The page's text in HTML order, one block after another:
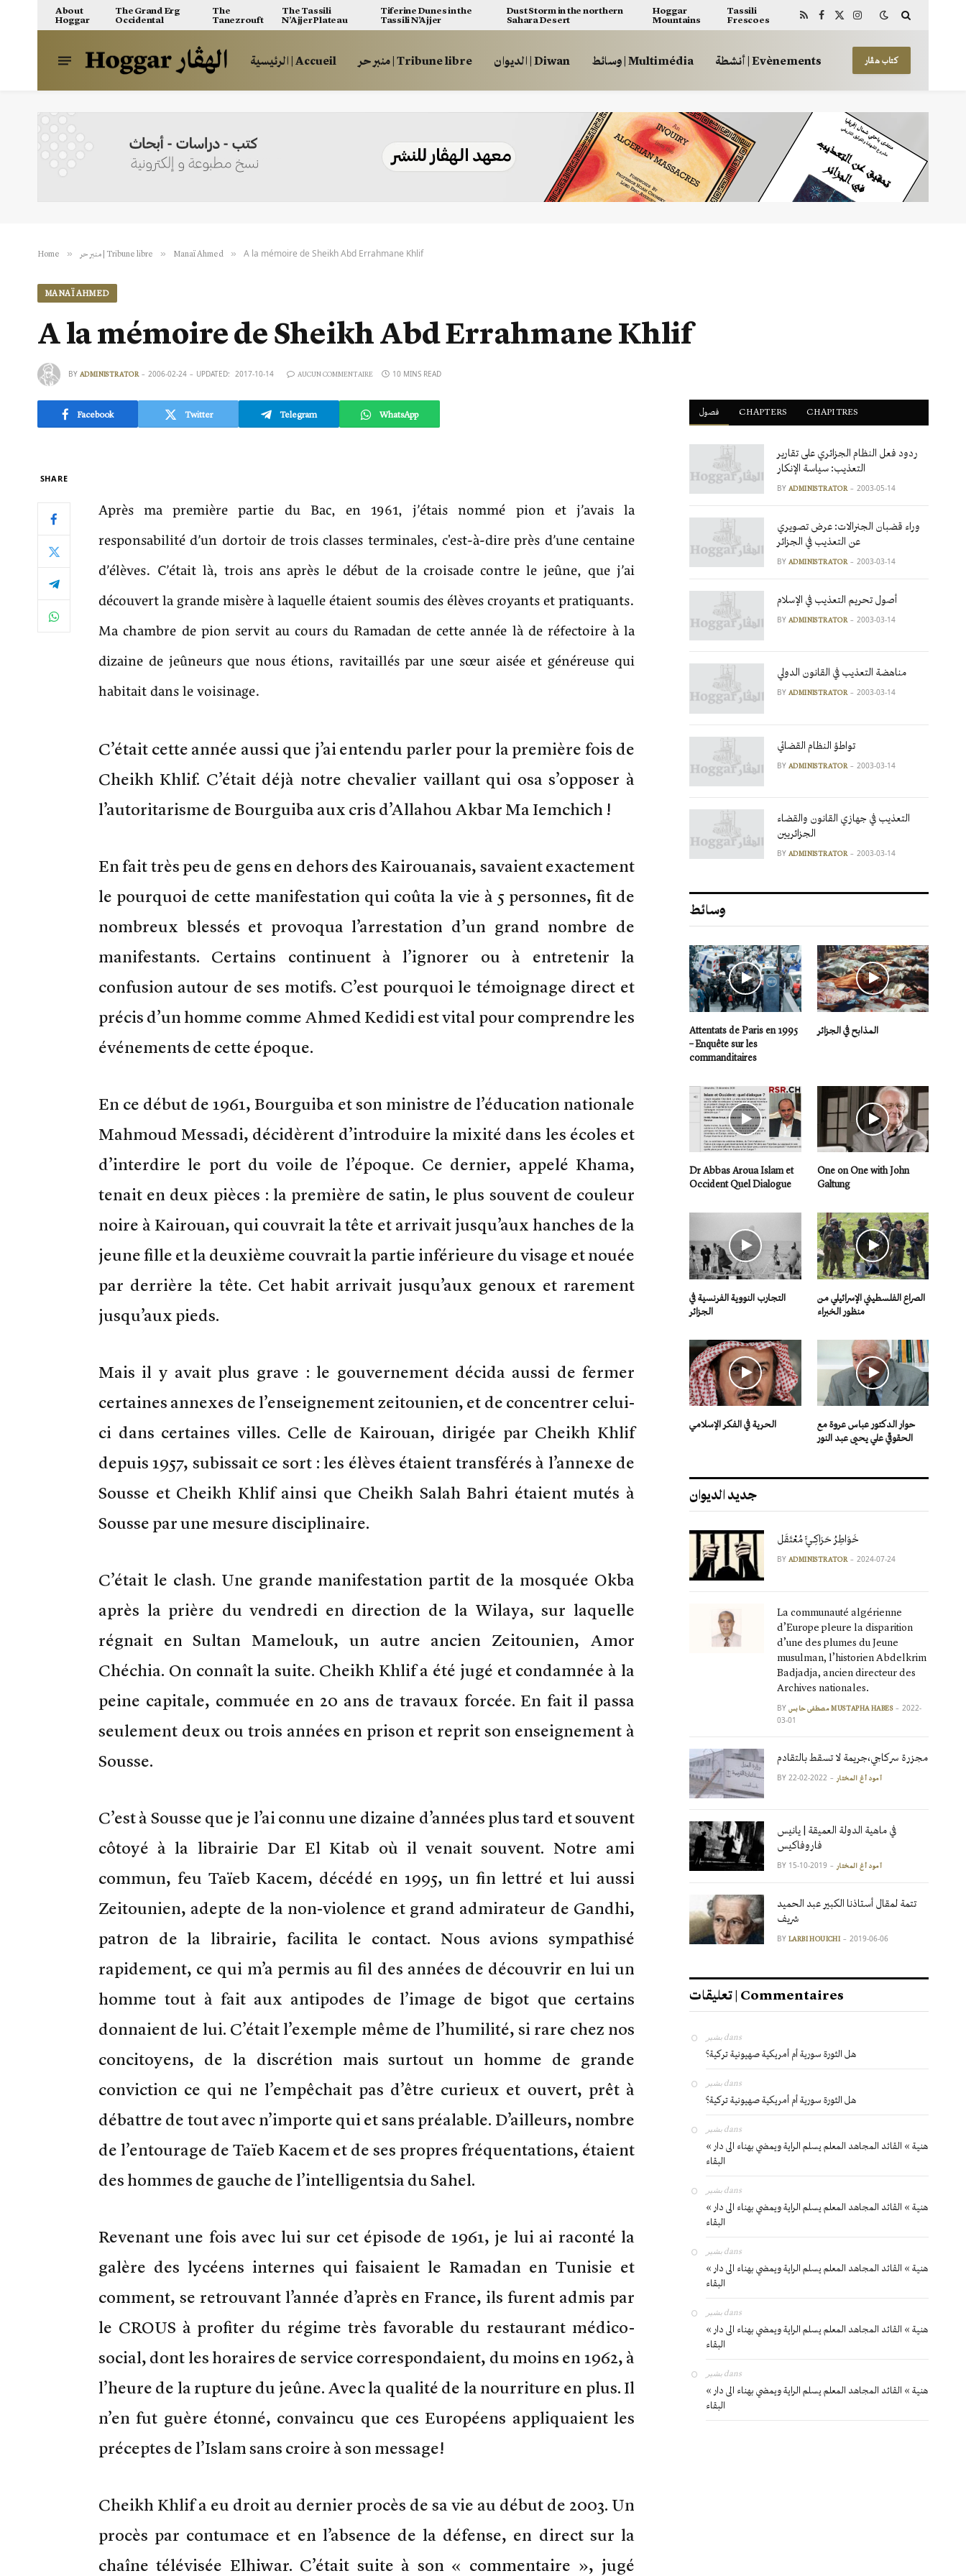
About
Hoggar
The Grand Erg
Occidental
The
Tanezrouft
The Tassili
N’Ajjer Plateau
Tiferine Dunes in the
Tassili N’Ajjer
Dust Storm in the northern
Sahara Desert
Hoggar
Mountains
Tassili
Frescoes
RSS Facebook
X
Instagram
الرئيسية | Accueil منبر حر | Tribune libre الديوان | Diwan وسائط | Multimédia أنشطة | Evènements كتاب هڤار
Home » منبر حر | Tribune libre » Manaï Ahmed » A la mémoire de Sheikh Abd Errahmane Khlif
MANAÏ AHMED
A la mémoire de Sheikh Abd Errahmane Khlif
BY ADMINISTRATOR 2006-02-24 UPDATED: 2017-10-14 AUCUN COMMENTAIRE 10 MINS READ
Facebook Twitter Telegram WhatsApp
SHARE
Après ma première partie du Bac, en 1961, j’étais nommé pion et j’avais la
responsabilité d’un dortoir de trois classes terminales, c'est-à-dire près d’une centaine
d’élèves. C’était là, trois ans après le début de la croisade contre le jeûne, que j’ai
découvert la grande misère à laquelle étaient soumis des élèves croyants et pratiquants.
Ma chambre de pion servit au cours du Ramadan de cette année là de réfectoire à la
dizaine de jeûneurs que nous étions, ravitaillés par une sœur aisée et généreuse qui
habitait dans le voisinage.
C’était cette année aussi que j’ai entendu parler pour la première fois de
Cheikh Khlif. C’était déjà notre chevalier vaillant qui osa s’opposer à
l’autoritarisme de Bourguiba aux cris d’Allahou Akbar Ma Iemchich !
En fait très peu de gens en dehors des Kairouanais, savaient exactement
le pourquoi de cette manifestation qui coûta la vie à 5 personnes, fit de
nombreux blessés et provoqua l’arrestation d’un grand nombre de
manifestants. Certains continuent à l’ignorer ou à entretenir la
confusion autour de ses motifs. C’est pourquoi le témoignage direct et
précis d’un homme comme Ahmed Kedidi est vital pour comprendre les
événements de cette époque.
En ce début de 1961, Bourguiba et son ministre de l’éducation nationale
Mahmoud Messadi, décidèrent d’introduire la mixité dans les écoles et
d’interdire le port du voile de l’époque. Ce dernier, appelé Khama,
tenait en deux pièces : la première de satin, le plus souvent de couleur
noire à Kairouan, qui couvrait la tête et arrivait jusqu’aux hanches de la
jeune fille et la deuxième couvrait la partie inférieure du visage et nouée
par derrière la tête. Cet habit arrivait jusqu’aux genoux et rarement
jusqu’aux pieds.
Mais il y avait plus grave : le gouvernement décida aussi de fermer
certaines annexes de l’enseignement zeitounien, et de concentrer celui-
ci dans certaines villes. Celle de Kairouan, dirigée par Cheikh Khlif
depuis 1957, subissait ce sort : les élèves étaient transférés à l’annexe de
Sousse et Cheikh Khlif ainsi que Cheikh Salah Bahri étaient mutés à
Sousse par une mesure disciplinaire.
C’était le clash. Une grande manifestation partit de la mosquée Okba
après la prière du vendredi en direction de la Wilaya, sur laquelle
régnait en Sultan Mamelouk, un autre ancien Zeitounien, Amor
Chéchia. On connaît la suite. Cheikh Khlif a été jugé et condamnée à la
peine capitale, commuée en 20 ans de travaux forcée. En fait il passa
seulement deux ou trois années en prison et reprit son enseignement à
Sousse.
C’est à Sousse que je l’ai connu une dizaine d’années plus tard et souvent
côtoyé à la librairie Dar El Kitab où il venait souvent. Notre ami
commun, feu Taïeb Kacem, décédé en 1995, un fin lettré et lui aussi
Zeitounien, adepte de la non-violence et grand admirateur de Gandhi,
patron de la librairie, facilita le contact. Nous avions sympathisé
rapidement, ce qui m’a permis au fil des années de découvrir en lui un
homme tout à fait aux antipodes de l’image de bigot que certains
donnaient de lui. C’était l’exemple même de l’humilité, si rare chez nos
concitoyens, de la discrétion mais surtout un homme de grande
conviction ce qui ne l’empêchait pas d’être curieux et ouvert, prêt à
débattre de tout avec n’importe qui et sans préalable. D’ailleurs, nombre
de l’entourage de Taïeb Kacem et de ses propres fréquentations, étaient
des hommes de gauche de l’intelligentsia du Sahel.
Revenant une fois avec lui sur cet épisode de 1961, je lui ai raconté la
galère des lycéens internes qui faisaient le Ramadan en Tunisie et
comment, se retrouvant l’année d’après en France, ils furent admis par
le CROUS à profiter du régime très favorable du restaurant médico-
social, dont les horaires de service correspondaient, du moins en 1962, à
l’heure de la rupture du jeûne. Avec la qualité de la nourriture en plus. Il
n’en fut guère étonné, convaincu que ces Européens appliquaient les
préceptes de l’Islam sans croire à son message!
Cheikh Khlif a eu droit au dernier procès de sa vie au début de 2003. Un
procès par contumace et en l’absence de la défense, en direct sur la
chaîne télévisée Elhiwar. C’était suite à son « commentaire », jugé
فصول ْCHAPTERS CHAPITRES
ردود فعل النظام الجزائري على تقارير
التعذيب: سياسة الإنكار
BY ADMINISTRATOR 2003-05-14
وراء قضبان الجنرالات: عرض تصويري
عن التعذيب في الجزائر
BY ADMINISTRATOR 2003-03-14
أصول تحريم التعذيب في الإسلام
BY ADMINISTRATOR 2003-03-14
مناهضة التعذيب في القانون الدولي
BY ADMINISTRATOR 2003-03-14
تواطؤ النظام القضائي
BY ADMINISTRATOR 2003-03-14
التعذيب في جهازي القانون والقضاء
الجزائريين
BY ADMINISTRATOR 2003-03-14
وسائط
Attentats de Paris en 1995
– Enquête sur les
commanditaires
المذابح في الجزائر
Dr Abbas Aroua Islam et
Occident Quel Dialogue
One on One with John
Galtung
التجارب النووية الفرنسية في
الجزائر
الصراع الفلسطيني الإسرائيلي من
منظور الخبراء
الحرية في الفكر الإسلامي
حوار الدكتور عباس عروة مع
الحقوقي علي يحيى عبد النور
جديد الديوان
خَوَاطِرُ حَرَاكِـيٍّ مُعْتَقَل
BY ADMINISTRATOR 2024-07-24
La communauté algérienne
d’Europe pleure la disparition
d’une des plumes du Jeune
musulman, l’historien Abdelkrim
Badjadja, ancien directeur des
Archives nationales.
BY مصطفى حابس MUSTAPHA HABES
2022-
03-01
مجزرة سركاجي،جريمة لا تسقط بالتقادم
BY آمود أغ المختار 2022-02-22
في ماهية الدولة العميقة | يانيس
فاروفاكيس
BY آمود أغ المختار 2019-10-15
تتمة لمقال أستاذنا الكبير عبد الحميد
شريف
BY LARBI HOUICHI 2019-06-06
تعليقات | Commentaires
بشير dans
هل الثورة سورية أم أمريكية صهيونية تركية؟
بشير dans
هل الثورة سورية أم أمريكية صهيونية تركية؟
بشير dans
« هنية » القائد المجاهد المعلم يسلم الراية ويمضي بهناء الى دار
البقاء
بشير dans
« هنية » القائد المجاهد المعلم يسلم الراية ويمضي بهناء الى دار
البقاء
بشير dans
« هنية » القائد المجاهد المعلم يسلم الراية ويمضي بهناء الى دار
البقاء
بشير dans
« هنية » القائد المجاهد المعلم يسلم الراية ويمضي بهناء الى دار
البقاء
بشير dans
« هنية » القائد المجاهد المعلم يسلم الراية ويمضي بهناء الى دار
البقاء